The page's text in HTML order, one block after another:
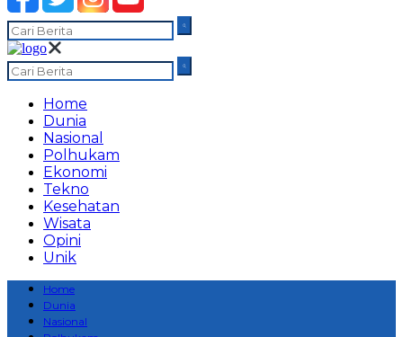
Home
Dunia
Nasional
Polhukam
Ekonomi
Tekno
Kesehatan
Wisata
Opini
Unik
Home
Dunia
Nasional